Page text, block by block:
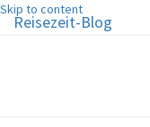
Skip to content
Reisezeit-Blog